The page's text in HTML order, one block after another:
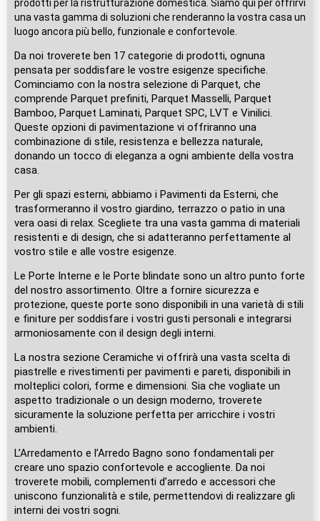
prodotti per la ristrutturazione domestica. Siamo qui per offrirvi
una vasta gamma di soluzioni che renderanno la vostra casa un
luogo ancora più bello, funzionale e confortevole.
Da noi troverete ben 17 categorie di prodotti, ognuna
pensata per soddisfare le vostre esigenze specifiche.
Cominciamo con la nostra selezione di Parquet, che
comprende Parquet prefiniti, Parquet Masselli, Parquet
Bamboo, Parquet Laminati, Parquet SPC, LVT e Vinilici.
Queste opzioni di pavimentazione vi offriranno una
combinazione di stile, resistenza e bellezza naturale,
donando un tocco di eleganza a ogni ambiente della vostra
casa.
Per gli spazi esterni, abbiamo i Pavimenti da Esterni, che
trasformeranno il vostro giardino, terrazzo o patio in una
vera oasi di relax. Scegliete tra una vasta gamma di materiali
resistenti e di design, che si adatteranno perfettamente al
vostro stile e alle vostre esigenze.
Le Porte Interne e le Porte blindate sono un altro punto forte
del nostro assortimento. Oltre a fornire sicurezza e
protezione, queste porte sono disponibili in una varietà di stili
e finiture per soddisfare i vostri gusti personali e integrarsi
armoniosamente con il design degli interni.
La nostra sezione Ceramiche vi offrirà una vasta scelta di
piastrelle e rivestimenti per pavimenti e pareti, disponibili in
molteplici colori, forme e dimensioni. Sia che vogliate un
aspetto tradizionale o un design moderno, troverete
sicuramente la soluzione perfetta per arricchire i vostri
ambienti.
L’Arredamento e l’Arredo Bagno sono fondamentali per
creare uno spazio confortevole e accogliente. Da noi
troverete mobili, complementi d’arredo e accessori che
uniscono funzionalità e stile, permettendovi di realizzare gli
interni dei vostri sogni.